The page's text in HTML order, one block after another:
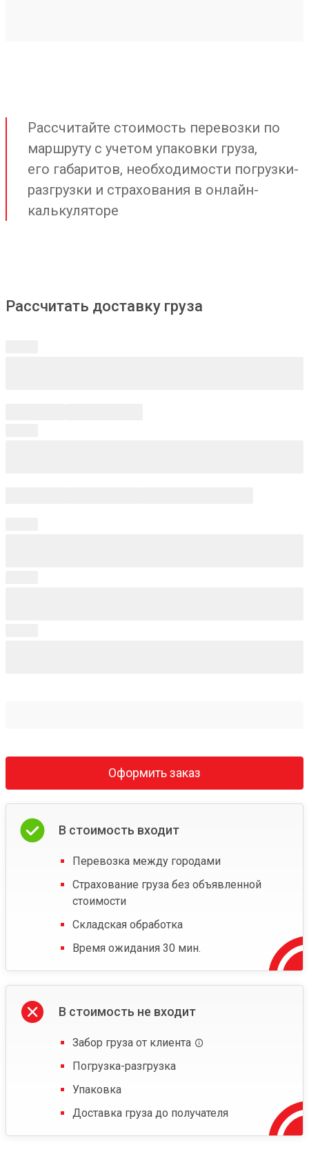
Рассчитайте стоимость перевозки по
маршруту с учетом упаковки груза,
его габаритов, необходимости погрузки-
разгрузки и страхования в онлайн-
калькуляторе
Рассчитать доставку груза
Оформить заказ
В стоимость входит
Перевозка между городами
Страхование груза без объявленной
стоимости
Складская обработка
Время ожидания 30 мин.
В стоимость не входит
Забор груза от клиента
Погрузка-разгрузка
Упаковка
Доставка груза до получателя